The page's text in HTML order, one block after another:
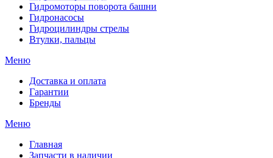
Гидромоторы поворота башни
Гидронасосы
Гидроцилиндры стрелы
Втулки, пальцы
Меню
Доставка и оплата
Гарантии
Бренды
Меню
Главная
Запчасти в наличии